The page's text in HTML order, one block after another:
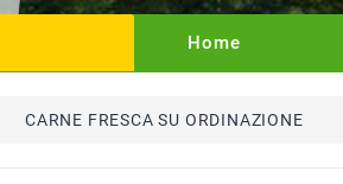
Home
CARNE FRESCA SU ORDINAZIONE